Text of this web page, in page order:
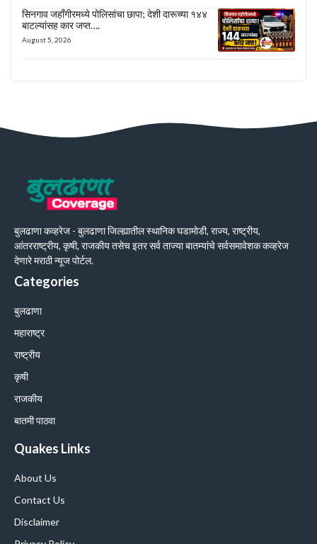
सिनगाव जहाँगीरमध्ये पोलिसांचा छापा; देशी दारूच्या १४४
बाटल्यांसह कार जप्त….
August 5, 2026
बुलढाणा कव्हरेज - बुलढाणा जिल्ह्यातील स्थानिक घडामोडी, राज्य, राष्ट्रीय,
आंतरराष्ट्रीय, कृषी, राजकीय तसेच इतर सर्व ताज्या बातम्यांचे सर्वसमावेशक कव्हरेज
देणारे मराठी न्यूज पोर्टल.
Categories
बुलढाणा
महाराष्ट्र
राष्ट्रीय
कृषी
राजकीय
बातमी पाठवा
Quakes Links
About Us
Contact Us
Disclaimer